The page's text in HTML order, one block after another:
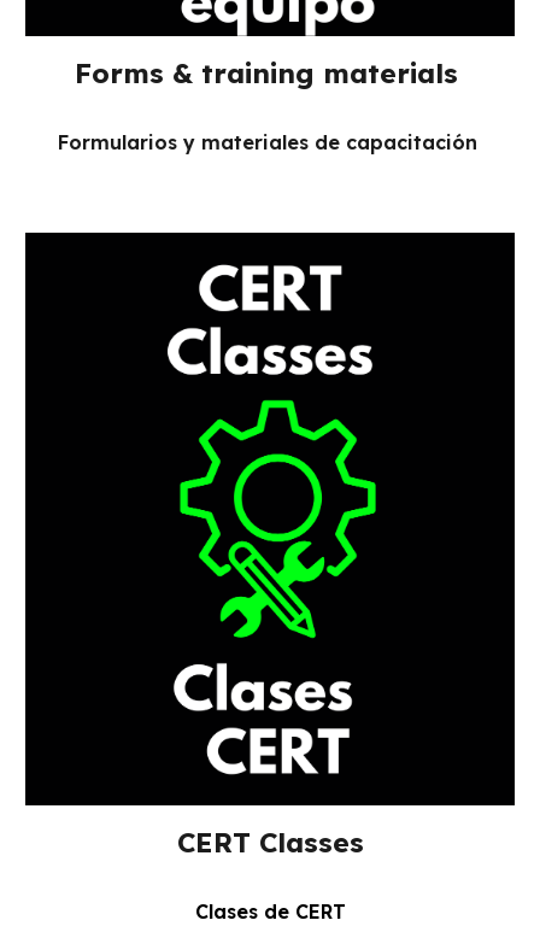
Forms & training materials
Formularios y materiales de capacitación
CERT Classes
Clases de CERT